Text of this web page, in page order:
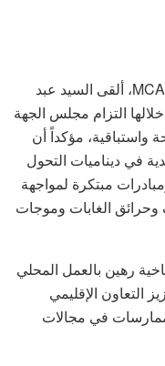
خلال أشغال المجلس الإداري لشراكة MCAP، ألقى السيد عبد
التزام مجلس الجهة
واستباقية، مؤكداً أن
في ديناميات التحول
مبتكرة لمواجهة
وحرائق الغابات وموجات
رهين بالعمل المحلي
التعاون الإقليمي
في مجالات